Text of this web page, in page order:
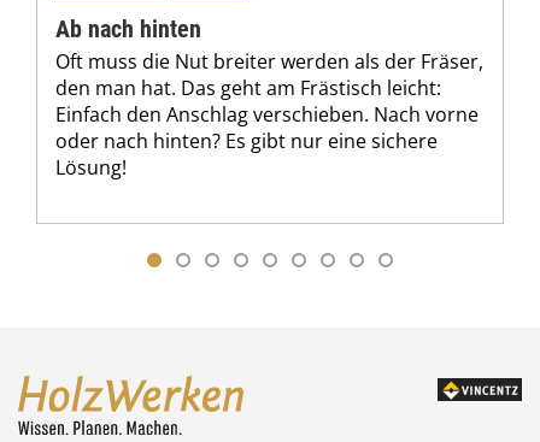
Ab nach hinten
Oft muss die Nut breiter werden als der Fräser,
den man hat. Das geht am Frästisch leicht:
Einfach den Anschlag verschieben. Nach vorne
oder nach hinten? Es gibt nur eine sichere
Lösung!